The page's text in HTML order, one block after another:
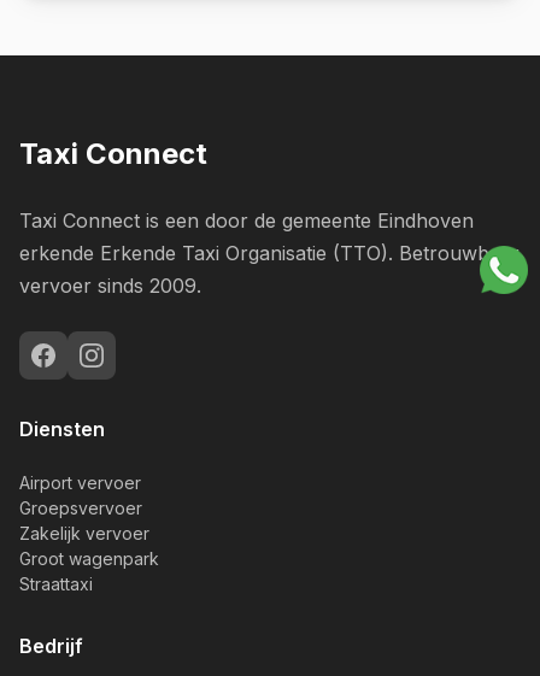
Taxi Connect
Taxi Connect is een door de gemeente Eindhoven
erkende Erkende Taxi Organisatie (TTO). Betrouwbaar
vervoer sinds 2009.
Diensten
Airport vervoer
Groepsvervoer
Zakelijk vervoer
Groot wagenpark
Straattaxi
Bedrijf